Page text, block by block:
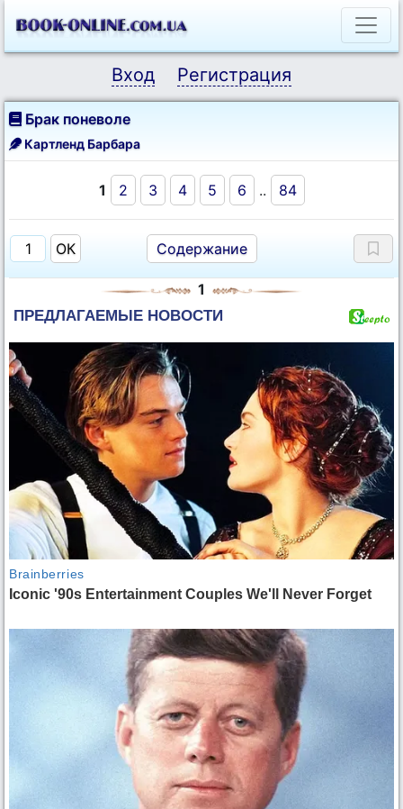
Вход Регистрация
Брак поневоле
Картленд Барбара
1 2 3 4 5 6 .. 84
Содержание
1